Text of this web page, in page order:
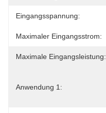
Eingangsspannung:
Maximaler Eingangsstrom:
Maximale Eingangsleistung:
Anwendung 1: